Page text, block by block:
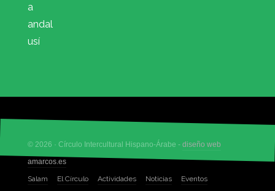
a
andal
usí
© 2026 · Círculo Intercultural Hispano-Árabe - diseño web
amarcos.es
Salam
El Círculo Actividades Noticias
Eventos